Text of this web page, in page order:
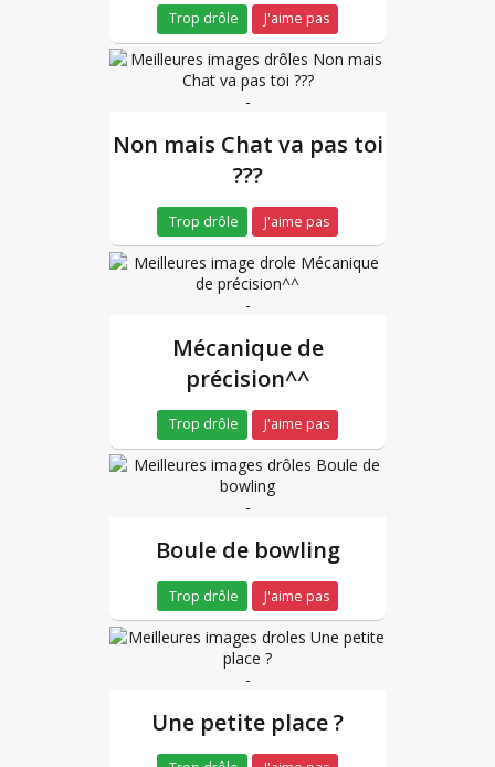
Trop drôle J'aime pas
-
Non mais Chat va pas toi
???
Trop drôle J'aime pas
-
Mécanique de
précision^^
Trop drôle J'aime pas
-
Boule de bowling
Trop drôle J'aime pas
-
Une petite place ?